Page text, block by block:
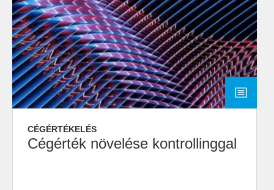
CÉGÉRTÉKELÉS
Cégérték növelése kontrollinggal